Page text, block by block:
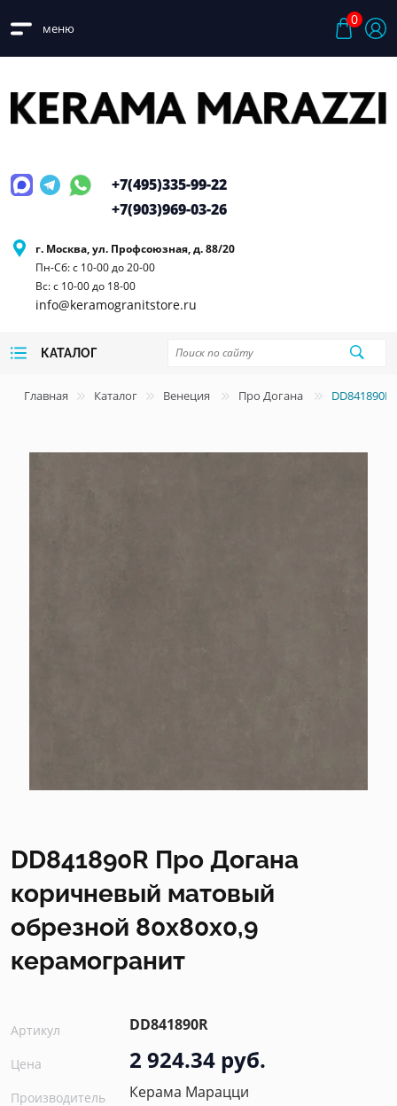
меню
0
г. Москва, ул. Профсоюзная, д. 88/20
Пн-Сб: с 10-00 до 20-00
Вс: с 10-00 до 18-00
info@keramogranitstore.ru
+7(495)335-99-22
+7(903)969-03-26
КАТАЛОГ
Главная Каталог Венеция Про Догана
DD841890R Про Догана
коричневый матовый
обрезной 80x80x0,9
керамогранит
Артикул DD841890R
Цена 2 924.34 руб.
Производитель Керама Марацци